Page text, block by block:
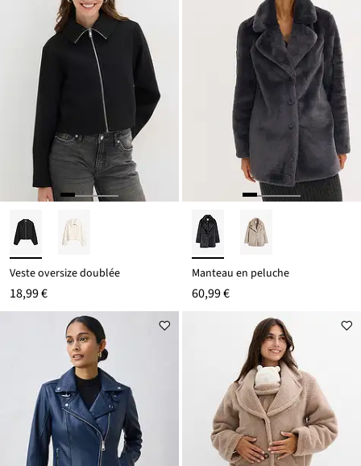
Veste oversize doublée
18,99 €
Manteau en peluche
60,99 €